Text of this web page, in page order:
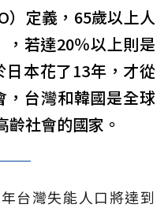
）定義，65歲以上人
，若達20％以上則是
日本花了13年，才從
，台灣和韓國是全球
齡社會的國家。
台灣失能人口將達到